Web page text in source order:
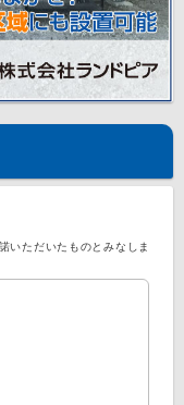
いただいたものとみなしま